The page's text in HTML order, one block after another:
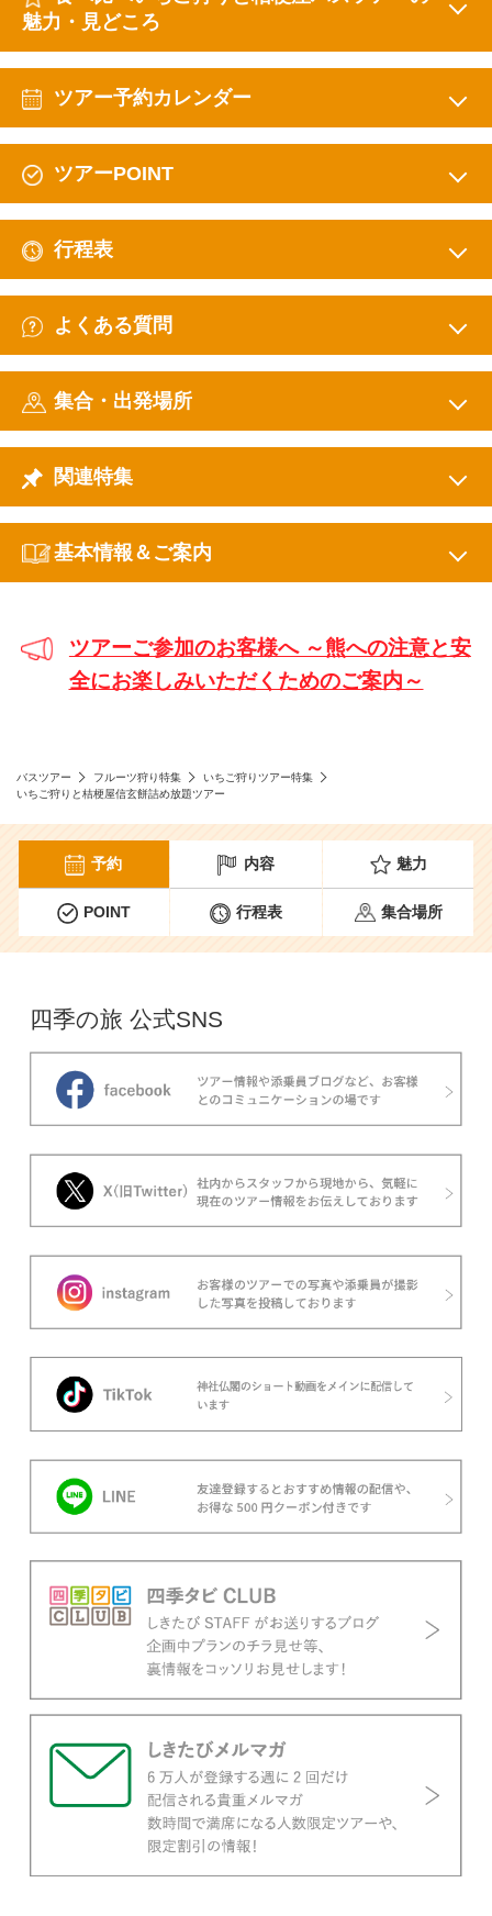
魅力・見どころ
ツアー予約カレンダー
ツアーPOINT
行程表
よくある質問
集合・出発場所
関連特集
基本情報＆ご案内
ツアーご参加のお客様へ ～熊への注意と安
全にお楽しみいただくためのご案内～
バスツアー フルーツ狩り特集
いちご狩りツアー特集
いちご狩りと桔梗屋信玄餅詰め放題ツアー
予約 内容 魅力
POINT 行程表 集合場所
四季の旅 公式SNS